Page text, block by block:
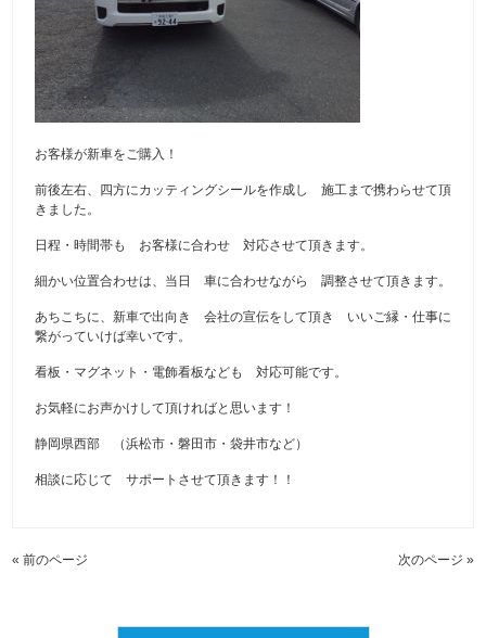
お客様が新車をご購入！
前後左右、四方にカッティングシールを作成し 施工まで携わらせて頂
きました。
日程・時間帯も お客様に合わせ 対応させて頂きます。
細かい位置合わせは、当日 車に合わせながら 調整させて頂きます。
あちこちに、新車で出向き 会社の宣伝をして頂き いいご縁・仕事に
繋がっていけば幸いです。
看板・マグネット・電飾看板なども 対応可能です。
お気軽にお声かけして頂ければと思います！
静岡県西部 （浜松市・磐田市・袋井市など）
相談に応じて サポートさせて頂きます！！
« 前のページ 次のページ »